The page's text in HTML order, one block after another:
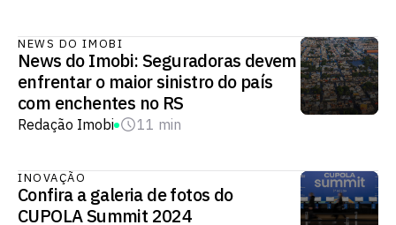
NEWS DO IMOBI
News do Imobi: Seguradoras devem
enfrentar o maior sinistro do país
com enchentes no RS
Redação Imobi 11 min
INOVAÇÃO
Confira a galeria de fotos do
CUPOLA Summit 2024